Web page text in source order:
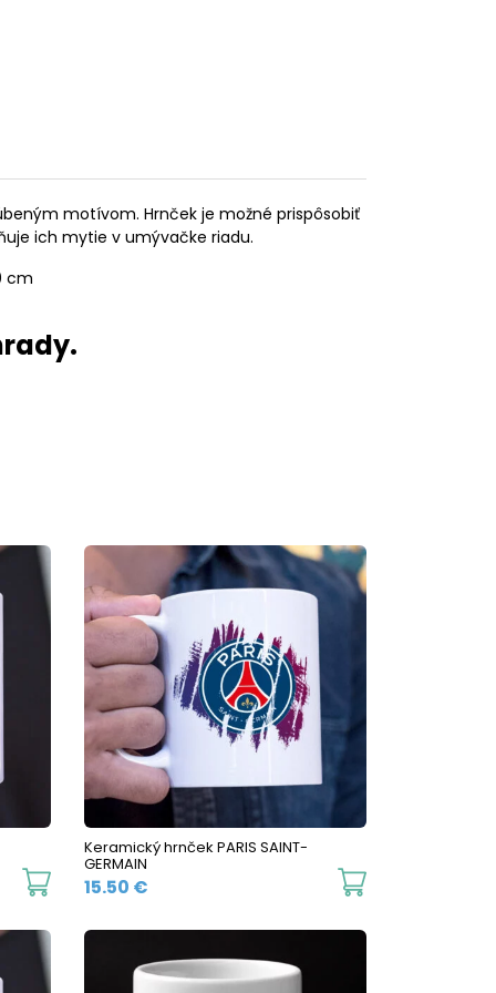
motívom. Hrnček je možné prispôsobiť
ich mytie v umývačke riadu.
cm
This
has
multiple
Keramický hrnček PARIS SAINT-
GERMAIN
15.50 €
This
has